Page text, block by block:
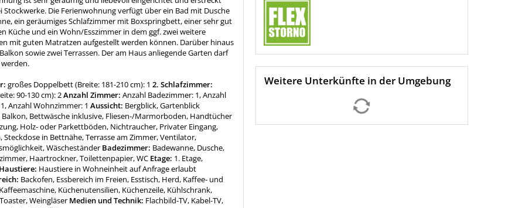
Stockwerke. Die Ferienwohnung verfügt über ein Bad mit Dusche
ein geräumiges Schlafzimmer mit Boxspringbett, einer sehr gut
Küche und ein Wohn/Esszimmer in dem ggf. zwei weitere
mit guten Matratzen aufgestellt werden können. Darüber hinaus
sowie zwei Terrassen. Der am Haus anliegende Garten darf
großes Doppelbett (Breite: 181-210 cm): 1 2. Schlafzimmer:
90-130 cm): 2Anzahl Zimmer:Anzahl Badezimmer: 1, Anzahl
Anzahl Wohnzimmer: 1 Aussicht: Bergblick, Gartenblick
Balkon, Bettwäsche inklusive, Fliesen-/Marmorboden, Handtücher
Holz- oder Parkettböden, Nichtraucher, Privater Eingang,
Steckdose in Bettnähe, Terrasse am Zimmer, Ventilator,
Wäscheständer Badezimmer: Badewanne, Dusche,
Haartrockner, Toilettenpapier, WC Etage: 1. Etage,
Haustiere: Haustiere in Wohneinheit auf Anfrage erlaubt
Backofen, Essbereich im Freien, Esstisch, Herd, Kaffee- und
Küchenutensilien, Küchenzeile, Kühlschrank,
Weingläser Medien und Technik: Flachbild-TV, Kabel-TV,
Weitere Unterkünfte in der Umgebung